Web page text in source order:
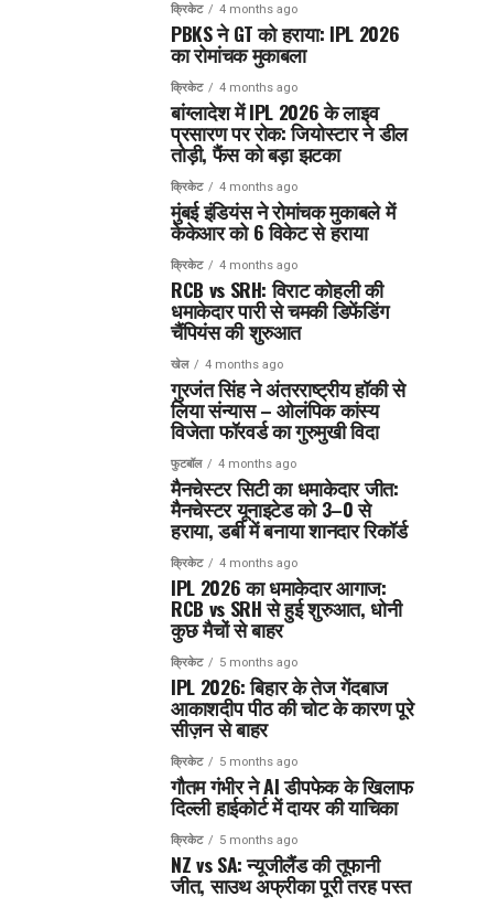
क्रिकेट 4 months ago
PBKS ने GT को हराया: IPL 2026
का रोमांचक मुकाबला
क्रिकेट 4 months ago
बांग्लादेश में IPL 2026 के लाइव
प्रसारण पर रोक: जियोस्टार ने डील
तोड़ी, फैंस को बड़ा झटका
क्रिकेट 4 months ago
मुंबई इंडियंस ने रोमांचक मुकाबले में
केकेआर को 6 विकेट से हराया
क्रिकेट 4 months ago
RCB vs SRH: विराट कोहली की
धमाकेदार पारी से चमकी डिफेंडिंग
चैंपियंस की शुरुआत
खेल 4 months ago
गुरजंत सिंह ने अंतरराष्ट्रीय हॉकी से
लिया संन्यास – ओलंपिक कांस्य
विजेता फॉरवर्ड का गुरुमुखी विदा
फुटबॉल 4 months ago
मैनचेस्टर सिटी का धमाकेदार जीत:
मैनचेस्टर यूनाइटेड को 3–0 से
हराया, डर्बी में बनाया शानदार रिकॉर्ड
क्रिकेट 4 months ago
IPL 2026 का धमाकेदार आगाज:
RCB vs SRH से हुई शुरुआत, धोनी
कुछ मैचों से बाहर
क्रिकेट 5 months ago
IPL 2026: बिहार के तेज गेंदबाज
आकाशदीप पीठ की चोट के कारण पूरे
सीज़न से बाहर
क्रिकेट 5 months ago
गौतम गंभीर ने AI डीपफेक के खिलाफ
दिल्ली हाईकोर्ट में दायर की याचिका
क्रिकेट 5 months ago
NZ vs SA: न्यूजीलैंड की तूफानी
जीत, साउथ अफ्रीका पूरी तरह पस्त